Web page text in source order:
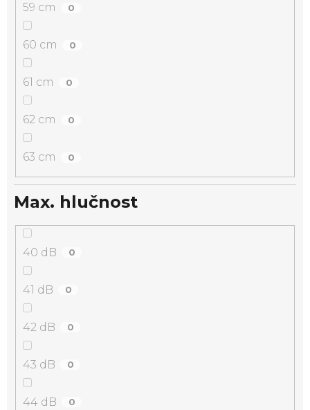
59 cm 0
60 cm 0
61 cm 0
62 cm 0
63 cm 0
Max. hlučnost
40 dB 0
41 dB 0
42 dB 0
43 dB 0
44 dB 0